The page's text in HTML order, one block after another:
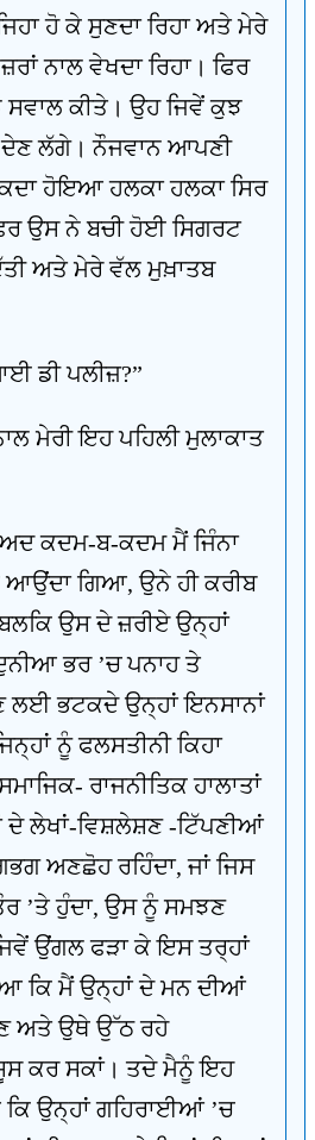
ਹੋ ਕੇ ਸੁਣਦਾ ਰਿਹਾ ਅਤੇ ਮੇਰੇ
ਨਾਲ ਵੇਖਦਾ ਰਿਹਾ। ਫਿਰ
ਕੀਤੇ। ਉਹ ਜਿਵੇਂ ਕੁਝ
ਦੇਣ ਲੱਗੇ। ਨੌਜਵਾਨ ਆਪਣੀ
ਹੋਇਆ ਹਲਕਾ ਹਲਕਾ ਸਿਰ
ਉਸ ਨੇ ਬਚੀ ਹੋਈ ਸਿਗਰਟ
ਅਤੇ ਮੇਰੇ ਵੱਲ ਮੁਖ਼ਾਤਬ
ਡੀ ਪਲੀਜ਼?”
ਮੇਰੀ ਇਹ ਪਹਿਲੀ ਮੁਲਾਕਾਤ
ਕਦਮ-ਬ-ਕਦਮ ਮੈਂ ਜਿੰਨਾ
ਗਿਆ, ਉਨੇ ਹੀ ਕਰੀਬ
ਉਸ ਦੇ ਜ਼ਰੀਏ ਉਨ੍ਹਾਂ
ਭਰ ’ਚ ਪਨਾਹ ਤੇ
ਲਈ ਭਟਕਦੇ ਉਨ੍ਹਾਂ ਇਨਸਾਨਾਂ
ਨੂੰ ਫਲਸਤੀਨੀ ਕਿਹਾ
ਰਾਜਨੀਤਿਕ ਹਾਲਾਤਾਂ
ਦੇ ਲੇਖਾਂ-ਵਿਸ਼ਲੇਸ਼ਣ -ਟਿੱਪਣੀਆਂ
ਅਣਛੋਹ ਰਹਿੰਦਾ, ਜਾਂ ਜਿਸ
’ਤੇ ਹੁੰਦਾ, ਉਸ ਨੂੰ ਸਮਝਣ
ਉਂਗਲ ਫੜਾ ਕੇ ਇਸ ਤਰ੍ਹਾਂ
ਕਿ ਮੈਂ ਉਨ੍ਹਾਂ ਦੇ ਮਨ ਦੀਆਂ
ਅਤੇ ਉਥੇ ਉੱਠ ਰਹੇ
ਕਰ ਸਕਾਂ। ਤਦੇ ਮੈਨੂੰ ਇਹ
ਉਨ੍ਹਾਂ ਗਹਿਰਾਈਆਂ ’ਚ